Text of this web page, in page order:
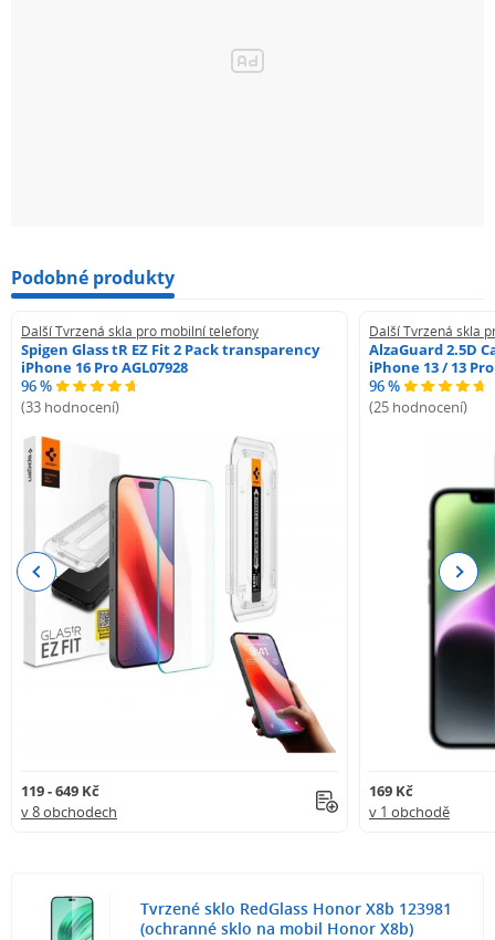
Podobné produkty
Další Tvrzená skla pro mobilní telefony
Spigen Glass tR EZ Fit 2 Pack transparency
iPhone 16 Pro AGL07928
96 %
(33 hodnocení)
119 - 649 Kč
v 8 obchodech
Další Tvrzená skla
AlzaGuard 2.5D
iPhone 13 / 13 Pro
96 %
(25 hodnocení)
169 Kč
v 1 obchodě
Previous Next
Tvrzené sklo RedGlass Honor X8b 123981
(ochranné sklo na mobil Honor X8b)